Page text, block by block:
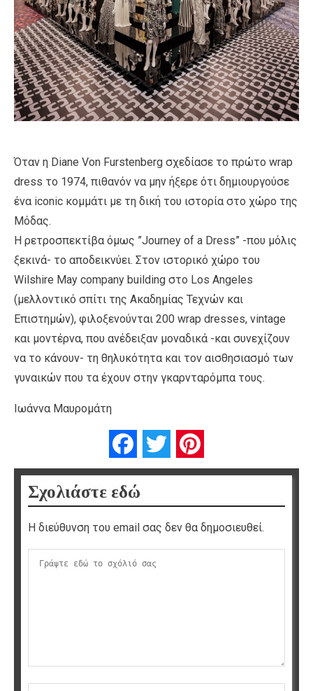
Όταν η Diane Von Furstenberg σχεδίασε το πρώτο wrap
dress το 1974, πιθανόν να μην ήξερε ότι δημιουργούσε
ένα iconic κομμάτι με τη δική του ιστορία στο χώρο της
Μόδας.
Η ρετροσπεκτίβα όμως ”Journey of a Dress” -που μόλις
ξεκινά- το αποδεικνύει. Στον ιστορικό χώρο του
Wilshire May company building στο Los Angeles
(μελλοντικό σπίτι της Ακαδημίας Τεχνών και
Επιστημών), φιλοξενούνται 200 wrap dresses, vintage
και μοντέρνα, που ανέδειξαν μοναδικά -και συνεχίζουν
να το κάνουν- τη θηλυκότητα και τον αισθησιασμό των
γυναικών που τα έχουν στην γκαρνταρόμπα τους.
Ιωάννα Μαυρομάτη
FacebookTwitter
Σχολιάστε εδώ
Η διεύθυνση του email σας δεν θα δημοσιευθεί.